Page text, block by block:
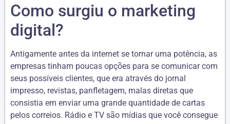
Como surgiu o marketing
digital?
Antigamente antes da internet se tornar uma potência, as
empresas tinham poucas opções para se comunicar com
seus possíveis clientes, que era através do jornal
impresso, revistas, panfletagem, malas diretas que
consistia em enviar uma grande quantidade de cartas
pelos correios. Rádio e TV são mídias que você consegue